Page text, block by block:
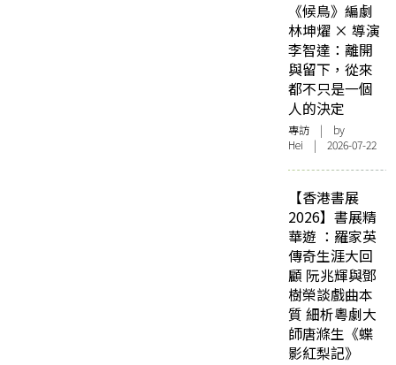
《候鳥》編劇
林坤燿 × 導演
李智達：離開
與留下，從來
都不只是一個
人的決定
專訪 | by
Hei | 2026-07-22
【香港書展
2026】書展精
華遊 ：羅家英
傳奇生涯大回
顧 阮兆輝與鄧
樹榮談戲曲本
質 細析粵劇大
師唐滌生《蝶
影紅梨記》